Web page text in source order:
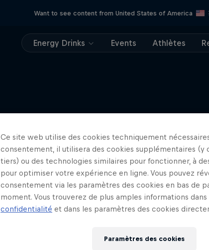
Want to see content from United States of America
Energy Drinks Events Athlètes
Ce site web utilise des cookies techniquement
consentement, il utilisera des cookies supplémentaires (y
tiers) ou des technologies similaires pour fonctionner, à
pour optimiser votre expérience en ligne. Vous pouvez
consentement via les paramètres des cookies en bas de
moment. Vous trouverez de plus amples informations
confidentialité et dans les paramètres des cookies
Paramètres des cookies